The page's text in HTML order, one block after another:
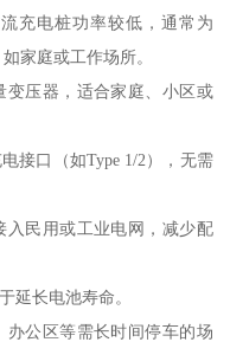
充电桩功率较低，通常为
家庭或工作场所。
变压器，适合家庭、小区或
接口（如Type 1/2），无需
入民用或工业电网，减少配
延长电池寿命。
公区等需长时间停车的场